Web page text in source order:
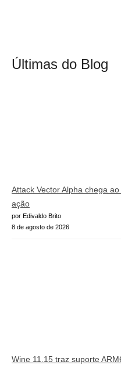
Últimas do Blog
Attack Vector Alpha chega
ação
por Edivaldo Brito
8 de agosto de 2026
Wine 11.15 traz suporte